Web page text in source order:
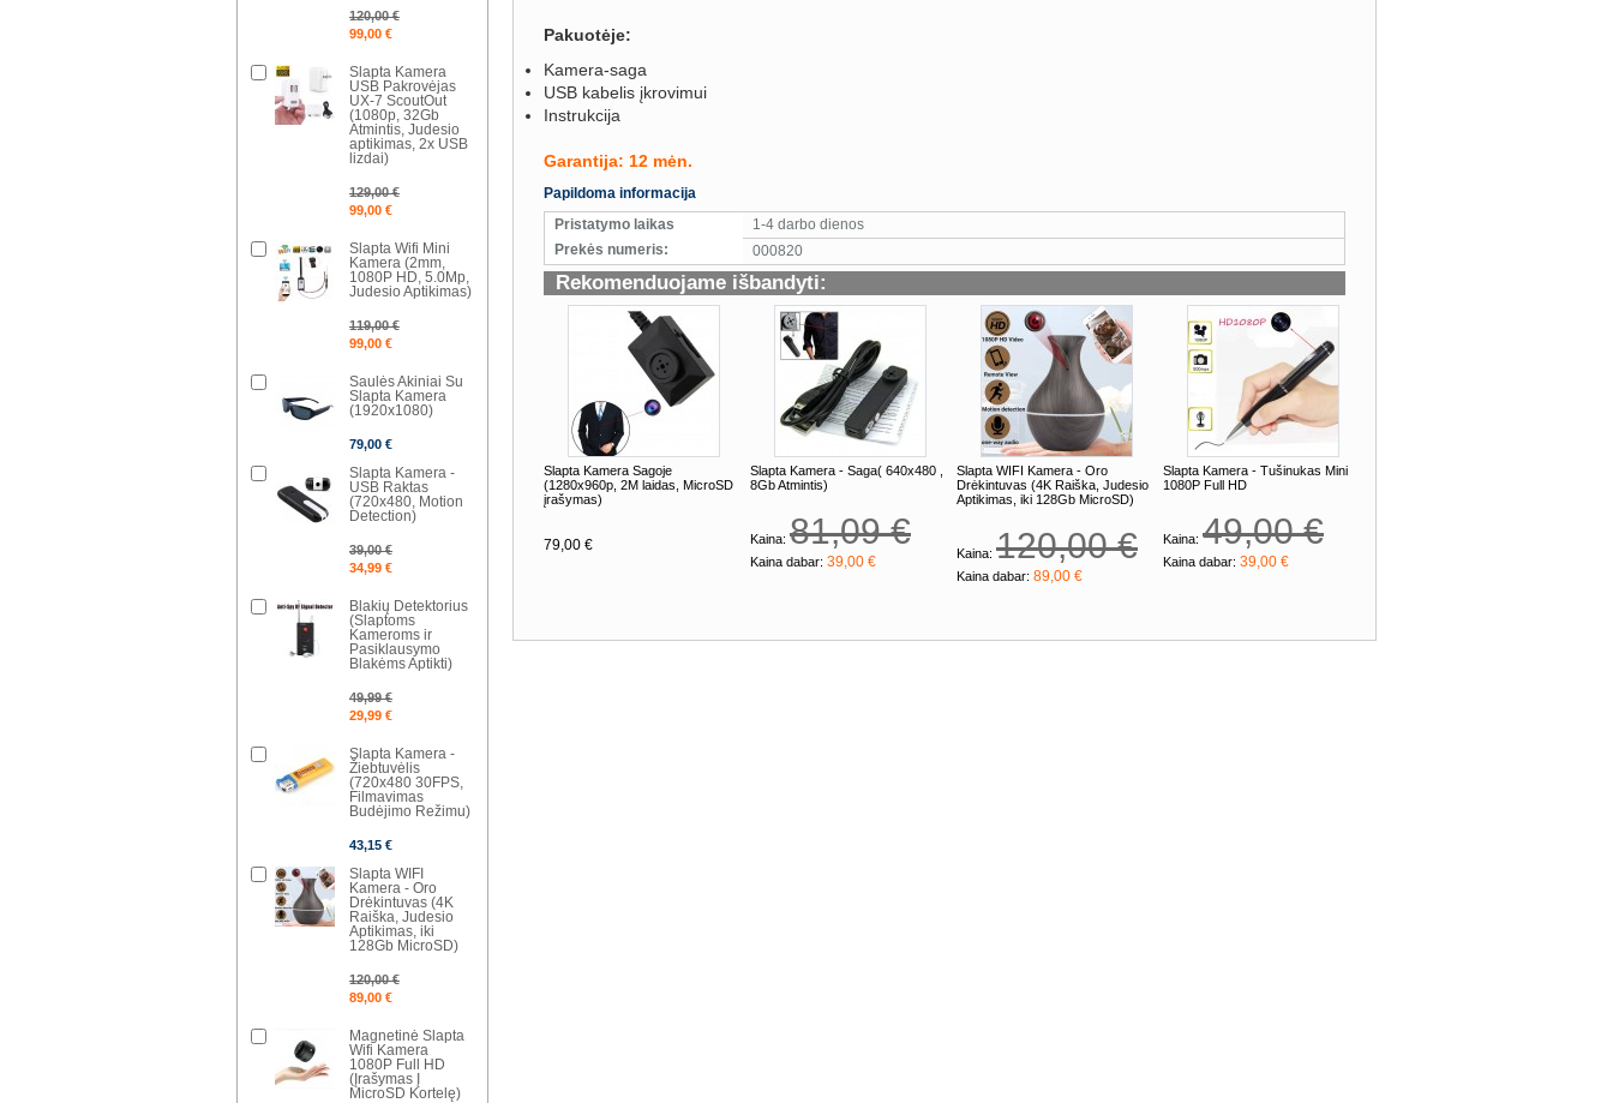
Pakuotėje:
Kamera-saga
USB kabelis įkrovimui
Instrukcija
Garantija: 12 mėn.
Papildoma informacija
Pristatymo laikas
1-4 darbo dienos
Prekės numeris:
000820
Rekomenduojame išbandyti:
Slapta Kamera Sagoje
(1280x960p, 2M laidas, MicroSD
įrašymas)
79,00 €
Slapta Kamera - Saga( 640x480 ,
8Gb Atmintis)
Kaina: 81,09 €
Kaina dabar: 39,00 €
Slapta WIFI Kamera - Oro
Drėkintuvas (4K Raiška, Judesio
Aptikimas, iki 128Gb MicroSD)
Kaina: 120,00 €
Kaina dabar: 89,00 €
Slapta Kamera - Tušinukas Mini
1080P Full HD
Kaina: 49,00 €
Kaina dabar: 39,00 €
120,00 €
99,00 €
Slapta Kamera
USB Pakrovėjas
UX-7 ScoutOut
(1080p, 32Gb
Atmintis, Judesio
aptikimas, 2x USB
lizdai)
129,00 €
99,00 €
Slapta Wifi Mini
Kamera (2mm,
1080P HD, 5.0Mp,
Judesio Aptikimas)
119,00 €
99,00 €
Saulės Akiniai Su
Slapta Kamera
(1920x1080)
79,00 €
Slapta Kamera -
USB Raktas
(720x480, Motion
Detection)
39,00 €
34,99 €
Blakių Detektorius
(Slaptoms
Kameroms ir
Pasiklausymo
Blakėms Aptikti)
49,99 €
29,99 €
Slapta Kamera -
Žiebtuvėlis
(720x480 30FPS,
Filmavimas
Budėjimo Režimu)
43,15 €
Slapta WIFI
Kamera - Oro
Drėkintuvas (4K
Raiška, Judesio
Aptikimas, iki
128Gb MicroSD)
120,00 €
89,00 €
Magnetinė Slapta
Wifi Kamera
1080P Full HD
(Įrašymas Į
MicroSD Kortelę)